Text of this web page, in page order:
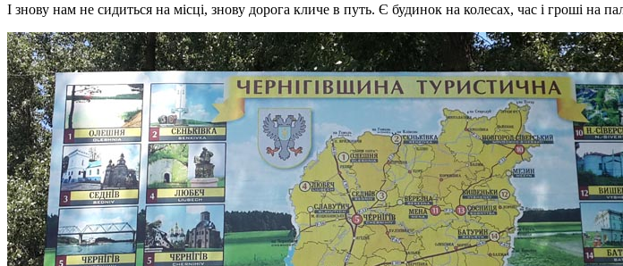
І знову нам не сидиться на місці, знову дорога кличе в путь. Є будинок на колесах, час і гроші на